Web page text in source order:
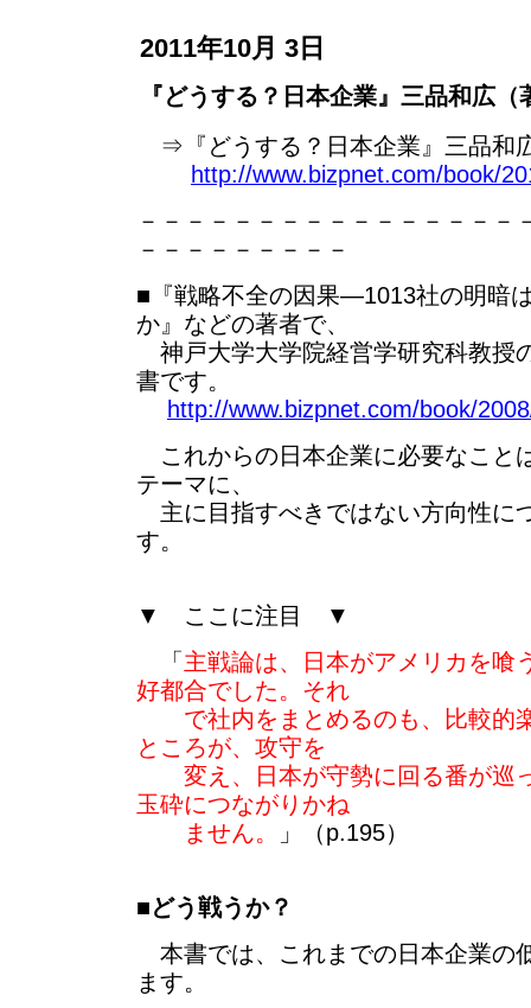
2011年10月 3日
『どうする？日本企業』三品和広（
⇒『どうする？日本企業』三品和
http://www.bizpnet.com/book/
－－－－－－－－－－－－－－－－
－－－－－－－－－
■『戦略不全の因果―1013社の明暗
か』などの著者で、
神戸大学大学院経営学研究科教授
書です。
http://www.bizpnet.com/book/
これからの日本企業に必要なこと
テーマに、
主に目指すべきではない方向性に
す。
▼ ここに注目 ▼
「 主戦論は、日本がアメリカを喰
好都合でした。それ
で社内をまとめるのも、比較的
ところが、攻守を
変え、日本が守勢に回る番が巡
玉砕につながりかね
ません。
」（p.195）
■どう戦うか？
本書では、これまでの日本企業の
ます。